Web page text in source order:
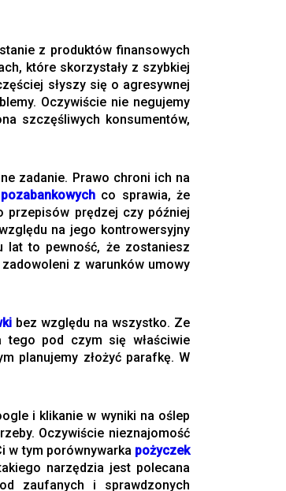
z produktów finansowych
które skorzystały z szybkiej
słyszy się o agresywnej
Oczywiście nie negujemy
szczęśliwych konsumentów,
zadanie. Prawo chroni ich na
co sprawia, że
przepisów prędzej czy później
na jego kontrowersyjny
to pewność, że zostaniesz
z warunków umowy
bez względu na wszystko. Ze
tego pod czym się właściwie
planujemy złożyć parafkę. W
i klikanie w wyniki na oślep
Oczywiście nieznajomość
w tym porównywarka pożyczek
narzędzia jest polecana
zaufanych i sprawdzonych